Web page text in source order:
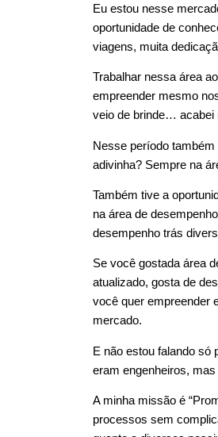
Eu estou nesse
oportunidade de
viagens, muita
Trabalhar nessa área
empreender mesmo
veio de brinde…
Nesse período
adivinha? Sempre na
Também tive a
na área de
desempenho trás
Se você gostada área
atualizado, gosta de
você quer empreender
mercado.
E não estou falando só
eram engenheiros,
A minha missão é
processos sem